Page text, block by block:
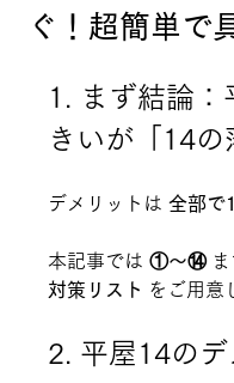
ぐ！超簡単で
1. まず結論：
きいが「14の
デメリットは 全部で
本記事では ①〜⑭ ま
対策リスト をご用意
2. 平屋14のデ